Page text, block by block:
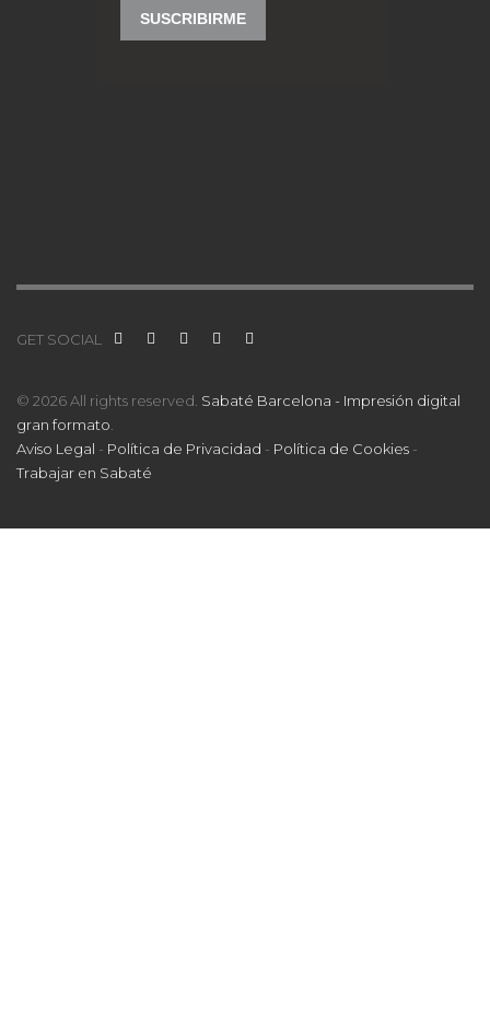
GET SOCIAL
© 2026 All rights reserved. Sabaté Barcelona - Impresión digital
gran formato.
Aviso Legal - Política de Privacidad - Política de Cookies -
Trabajar en Sabaté